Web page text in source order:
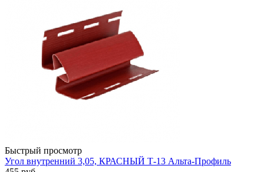
Быстрый просмотр
Угол внутренний 3,05, КРАСНЫЙ Т-13 Альта-Профиль